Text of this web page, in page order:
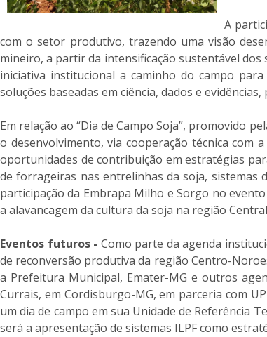
A
com o setor produtivo, trazendo uma visão
mineiro, a partir da intensificação sustentável
iniciativa institucional a caminho do campo
soluções baseadas em ciência, dados e
Em relação ao “Dia de Campo Soja”, promovido
o desenvolvimento, via cooperação técnica com
oportunidades de contribuição em estratégias
de forrageiras nas entrelinhas da soja, sistemas
participação da Embrapa Milho e Sorgo no
a alavancagem da cultura da soja na região
Eventos futuros - Como parte da agenda
de reconversão produtiva da região Centro-
a Prefeitura Municipal, Emater-MG e outros
Currais, em Cordisburgo-MG, em parceria com
um dia de campo em sua Unidade de Referência
será a apresentação de sistemas ILPF como